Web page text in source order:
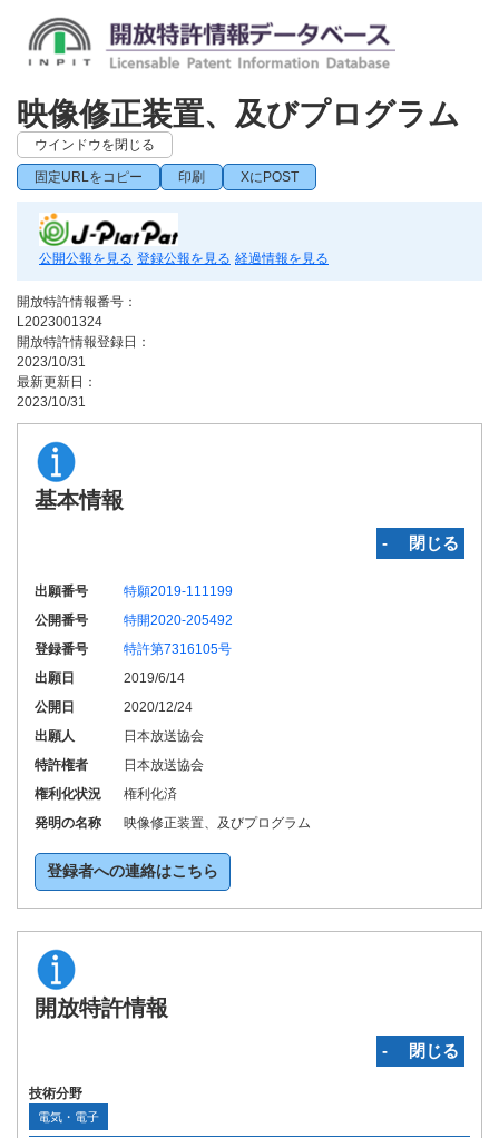
映像修正装置、及びプログラム
ウインドウを閉じる
固定URLをコピー 印刷 XにPOST
公開公報を見る 登録公報を見る 経過情報を見る
開放特許情報番号：
L2023001324
開放特許情報登録日：
2023/10/31
最新更新日：
2023/10/31
基本情報
‐ 閉じる
出願番号
特願2019-111199
公開番号
特開2020-205492
登録番号
特許第7316105号
出願日
2019/6/14
公開日
2020/12/24
出願人
日本放送協会
特許権者
日本放送協会
権利化状況
権利化済
発明の名称
映像修正装置、及びプログラム
登録者への連絡はこちら
開放特許情報
‐ 閉じる
技術分野
電気・電子